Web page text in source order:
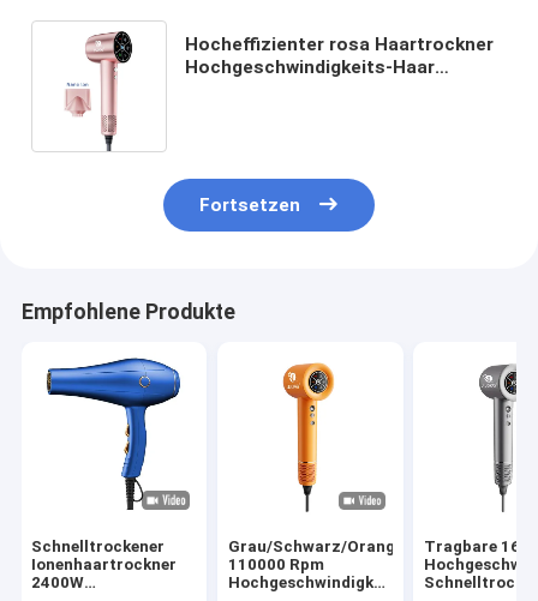
Hocheffizienter rosa Haartrockner
Hochgeschwindigkeits-Haar
Fortsetzen
Empfohlene Produkte
Schnelltrockener
Ionenhaartrockner
2400W
Grau/Schwarz/Orange
110000 Rpm
Hochgeschwindigkeits
Tragbare